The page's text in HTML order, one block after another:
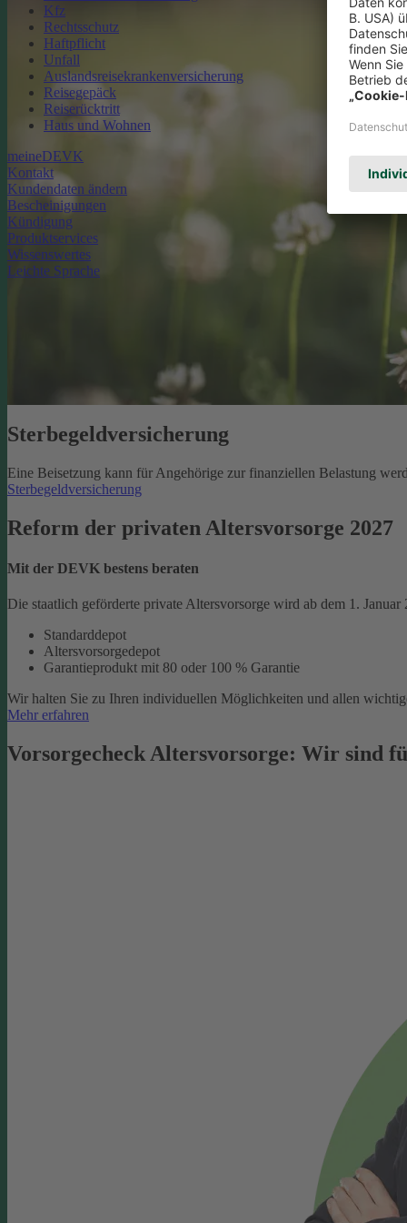
Kfz
Rechtsschutz
Haftpflicht
Unfall
Auslandsreisekrankenversicherung
Reisegepäck
Reiserücktritt
Haus und Wohnen
meineDEVK
Kontakt
Kundendaten ändern
Bescheinigungen
Kündigung
Produktservices
Wissenswertes
Leichte Sprache
Sterbegeld­versicherung
Eine Beisetzung kann für Angehörige zur finanziellen Belastung
Sterbegeldversicherung
Reform der privaten Altersvorsorge 2027
Mit der DEVK bestens beraten
Die staatlich geförderte private Altersvorsorge wird ab dem 1.
Standarddepot
Altersvorsorgedepot
Garantieprodukt mit 80 oder 100 % Garantie
Wir halten Sie zu Ihren individuellen Möglichkeiten und allen
Mehr erfahren
Vorsorgecheck Altersvorsorge:­ Wir sind